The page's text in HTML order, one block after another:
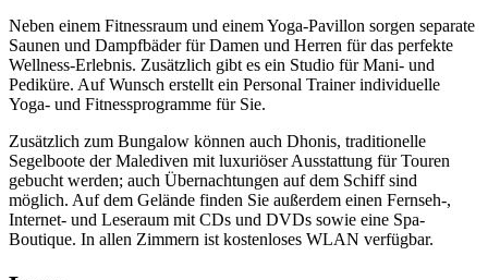
Neben einem Fitnessraum und einem Yoga-Pavillon sorgen separate
Saunen und Dampfbäder für Damen und Herren für das perfekte
Wellness-Erlebnis. Zusätzlich gibt es ein Studio für Mani- und
Pediküre. Auf Wunsch erstellt ein Personal Trainer individuelle
Yoga- und Fitnessprogramme für Sie.
Zusätzlich zum Bungalow können auch Dhonis, traditionelle
Segelboote der Malediven mit luxuriöser Ausstattung für Touren
gebucht werden; auch Übernachtungen auf dem Schiff sind
möglich. Auf dem Gelände finden Sie außerdem einen Fernseh-,
Internet- und Leseraum mit CDs und DVDs sowie eine Spa-
Boutique. In allen Zimmern ist kostenloses WLAN verfügbar.